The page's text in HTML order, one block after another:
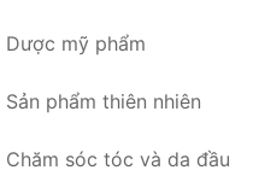
Dược mỹ phẩm
Sản phẩm thiên nhiên
Chăm sóc tóc và da đầu